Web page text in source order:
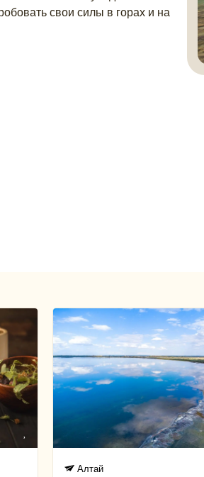
свои силы в горах и на
Алтай